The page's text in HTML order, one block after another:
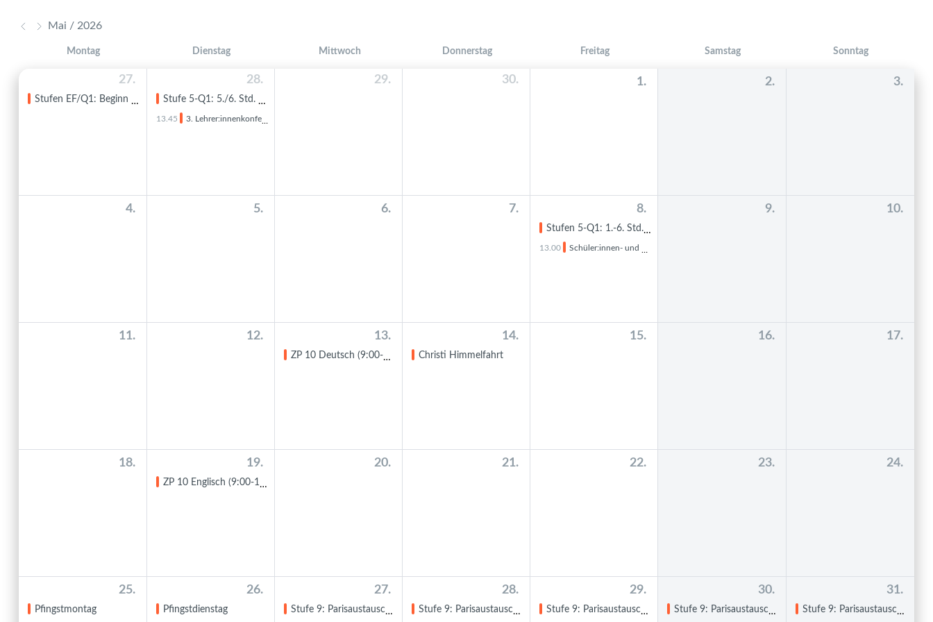
Mai / 2026
Montag Dienstag Mittwoch Donnerstag Freitag Samstag Sonntag
27.
Stufen EF/Q1: Beginn 4. Quartal
28.
Stufe 5-Q1: 5./6. Std. Kurzstunden, der Nachmittagsunterricht entfällt.
13.45 3. Lehrer:innenkonferenz
29. 30. 1. 2. 3.
4. 5. 6. 7. 8.
Stufen 5-Q1: 1.-6. Std. Kurzstunden
13.00 Schüler:innen- und Elternsprechtag
9. 10.
11. 12. 13.
ZP 10 Deutsch (9:00-11:50 Uhr)
14.
Christi Himmelfahrt
15. 16. 17.
18. 19.
ZP 10 Englisch (9:00-11:20 Uhr)
20. 21. 22. 23. 24.
25.
Pfingstmontag
26.
Pfingstdienstag
27.
Stufe 9: Parisaustausch: Besuch der GSG-Schüler:innen in Paris
28.
Stufe 9: Parisaustausch: Besuch der GSG-Schüler:innen in Paris
29.
Stufe 9: Parisaustausch: Besuch der GSG-Schüler:innen in Paris
30.
Stufe 9: Parisaustausch: Besuch der GSG-Schüler:innen in Paris
31.
Stufe 9: Parisaustausch: Besuch der GSG-Schüler:innen in Paris